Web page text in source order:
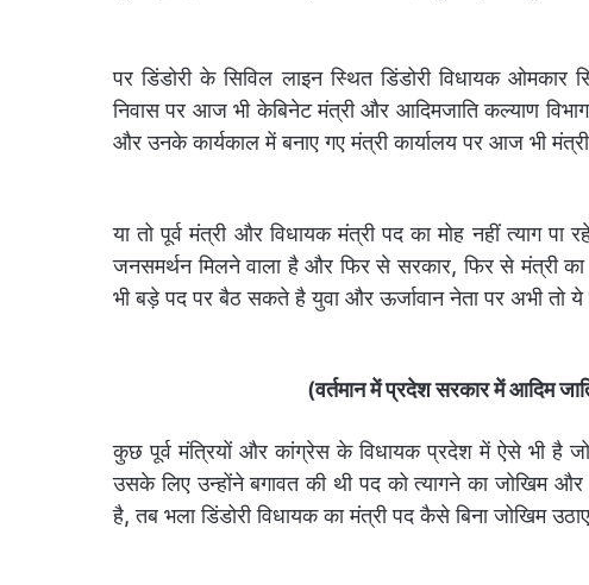
पर डिंडोरी के सिविल लाइन स्थित डिंडोरी विधायक
निवास पर आज भी केबिनेट मंत्री और आदिमजाति कल्याण
और उनके कार्यकाल में बनाए गए मंत्री कार्यालय पर आज भी
या तो पूर्व मंत्री और विधायक मंत्री पद का मोह नहीं त्याग
जनसमर्थन मिलने वाला है और फिर से सरकार, फिर से मंत्री
भी बड़े पद पर बैठ सकते है युवा और ऊर्जावान नेता पर अभी तो ये
(वर्तमान में प्रदेश सरकार में आदिम
कुछ पूर्व मंत्रियों और कांग्रेस के विधायक प्रदेश में ऐसे भी है
उसके लिए उन्होंने बगावत की थी पद को त्यागने का जोखिम
है, तब भला डिंडोरी विधायक का मंत्री पद कैसे बिना जोखिम